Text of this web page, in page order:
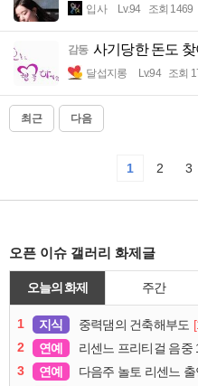
입사 Lv.94 조회 1469
감동 사기당한 돈도
달섭지롱 Lv.94 조회
최근 다음
1 2 3
오픈 이슈 갤러리 화제글
오늘의 화제 주간
1 지식 중력댐의 건축해부도
2
연예 리센느 프리티걸 음중
3
연예 다음주 놀토 리센느 출